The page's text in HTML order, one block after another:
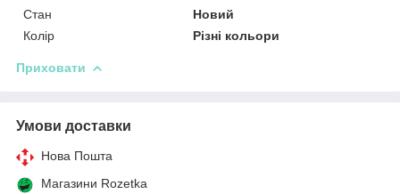
Стан
Новий
Колір
Різні кольори
Приховати
Умови доставки
Нова Пошта
Магазини Rozetka